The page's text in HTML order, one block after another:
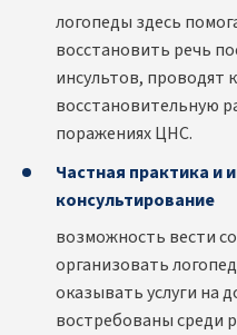
логопеды здесь
восстановить речь
инсультов, проводят
восстановительную
поражениях ЦНС.
Частная практика и
консультирование
возможность вести
организовать
оказывать услуги на
востребованы среди